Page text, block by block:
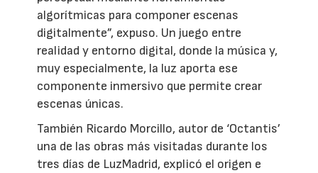
algorítmicas para componer escenas
digitalmente”, expuso. Un juego entre
realidad y entorno digital, donde la música y,
muy especialmente, la luz aporta ese
componente inmersivo que permite crear
escenas únicas.
También Ricardo Morcillo, autor de ‘Octantis’
una de las obras más visitadas durante los
tres días de LuzMadrid, explicó el origen e